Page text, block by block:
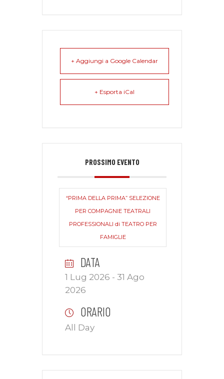
+ Aggiungi a Google Calendar
+ Esporta iCal
PROSSIMO EVENTO
“PRIMA DELLA PRIMA” SELEZIONE
PER COMPAGNIE TEATRALI
PROFESSIONALI di TEATRO PER
FAMIGLIE
DATA
1 Lug 2026 - 31 Ago
2026
ORARIO
All Day